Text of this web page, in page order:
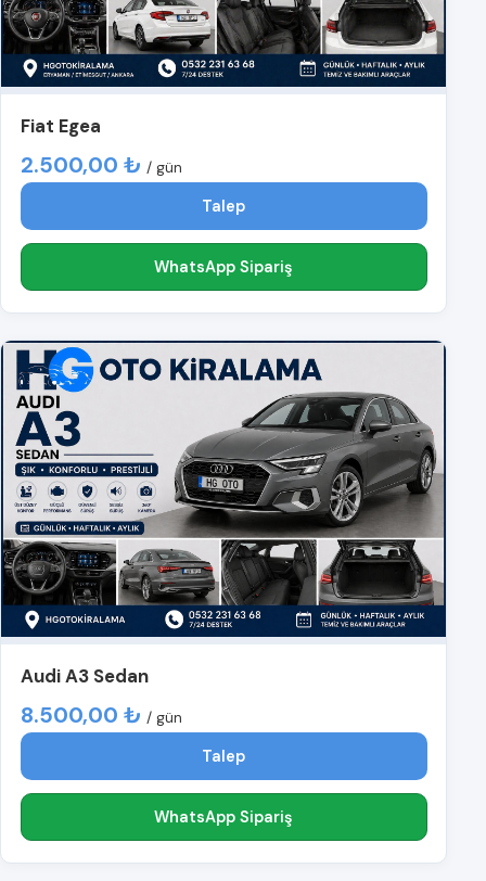
Fiat Egea
2.500,00 ₺ / gün
Talep
WhatsApp Sipariş
Audi A3 Sedan
8.500,00 ₺ / gün
Talep
WhatsApp Sipariş